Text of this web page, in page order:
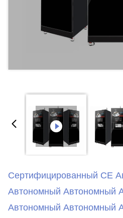
Сертифицированный CE
Автономный Автономный
Автономный Автономный